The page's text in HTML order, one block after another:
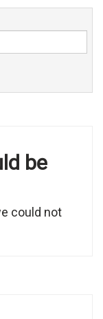
be
could not